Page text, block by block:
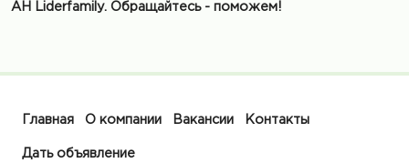
АН Liderfamily. Обращайтесь - поможем!
Главная О компании Вакансии Контакты
Дать объявление